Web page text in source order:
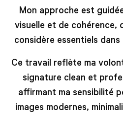
Mon approche est
visuelle et de cohérence,
considère essentiels dans
Ce travail reflète ma
signature clean et
affirmant ma sensibilité
images modernes,